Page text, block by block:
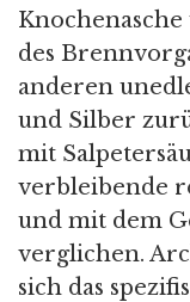
des
anderen
und Silber
mit
verbleibende
und mit dem
verglichen.
sich das